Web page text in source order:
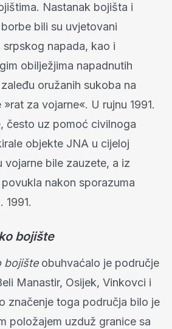
Nastanak bojišta i
bili su uvjetovani
srpskog napada, kao i
obilježjima napadnutih
oružanih sukoba na
za vojarne«. U rujnu 1991.
često uz pomoć civilnoga
objekte JNA u cijeloj
vojarne bile zauzete, a iz
nakon sporazuma
bojište
bojište obuhvaćalo je područje
Manastir, Osijek, Vinkovci i
značenje toga područja bilo je
položajem uzduž granice sa